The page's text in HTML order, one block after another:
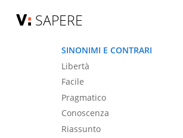
SAPERE
SINONIMI E CONTRARI
Libertà
Facile
Pragmatico
Conoscenza
Riassunto